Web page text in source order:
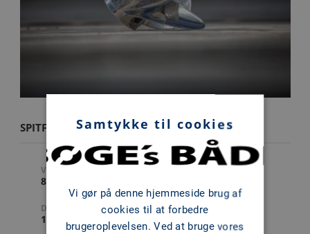
SPITFIRE X7 19P
VARENUMMER
8M0151363
DIAMETER
12.7 " (TOMMER)
ANTAL BLADE
Samtykke til cookies
Vi gør på denne hjemmeside brug af
cookies til at forbedre
brugeroplevelsen. Ved at bruge vores